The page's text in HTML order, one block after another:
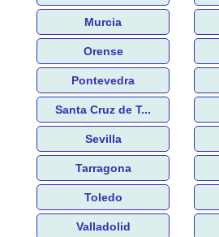
Murcia
Orense
Pontevedra
Santa Cruz de T...
Sevilla
Tarragona
Toledo
Valladolid